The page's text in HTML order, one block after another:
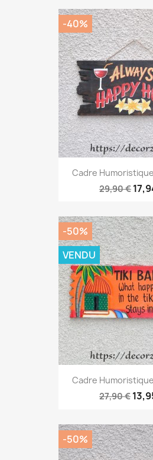
Cadre
29,90 €
-40%
Cadre
27,90 €
-50%
VENDU
-50%